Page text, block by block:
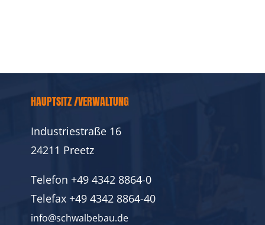
HAUPTSITZ /VERWALTUNG
Industriestraße 16
24211 Preetz
Telefon +49 4342 8864-0
Telefax +49 4342 8864-40
info@schwalbebau.de